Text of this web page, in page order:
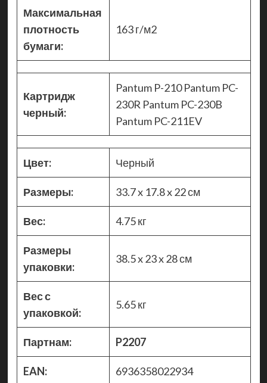
Максимальная
плотность
бумаги:
163 г/м2
Картридж
черный:
Pantum P-210 Pantum PC-
230R Pantum PC-230B
Pantum PC-211EV
Цвет: Черный
Размеры: 33.7 x 17.8 x 22 см
Вес: 4.75 кг
Размеры
упаковки:
38.5 x 23 x 28 см
Вес с
упаковкой:
5.65 кг
Партнам: P2207
EAN: 6936358022934